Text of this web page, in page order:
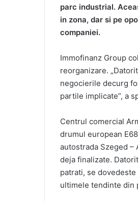
parc industrial.
in zona, dar si pe
companiei.
Immofinanz Group
reorganizare.
negocierile decurg
partile implicate”, a
Centrul comercial
drumul european
autostrada Szeged
deja finalizate.
patrati, se
ultimele tendinte din